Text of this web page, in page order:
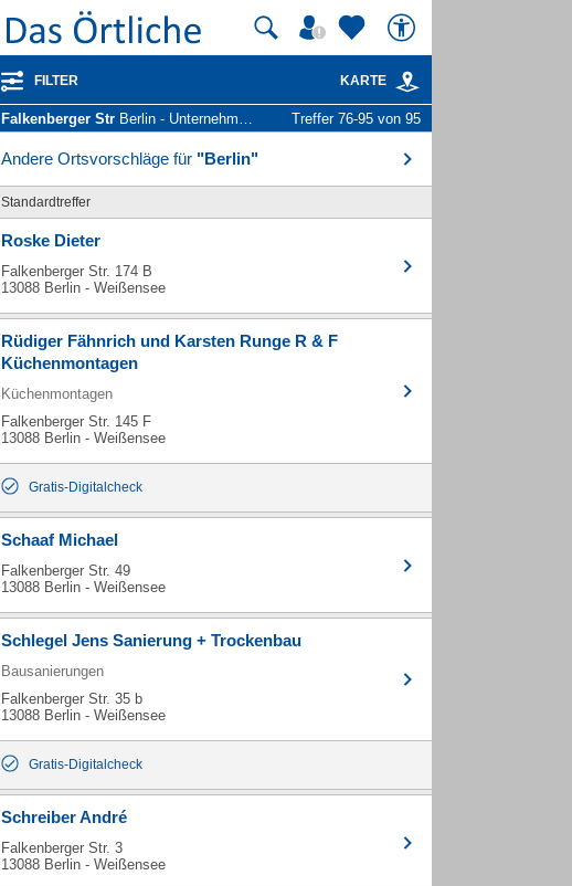
FILTER KARTE
Falkenberger Str Berlin - Unternehmen und Personen Treffer 76-95 von 95
Andere Ortsvorschläge für "Berlin"
Standardtreffer
Roske Dieter
Falkenberger Str. 174 B
13088 Berlin - Weißensee
Rüdiger Fähnrich und Karsten Runge R & F
Küchenmontagen
Küchenmontagen
Falkenberger Str. 145 F
13088 Berlin - Weißensee
Gratis-Digitalcheck
Schaaf Michael
Falkenberger Str. 49
13088 Berlin - Weißensee
Schlegel Jens Sanierung + Trockenbau
Bausanierungen
Falkenberger Str. 35 b
13088 Berlin - Weißensee
Gratis-Digitalcheck
Schreiber André
Falkenberger Str. 3
13088 Berlin - Weißensee